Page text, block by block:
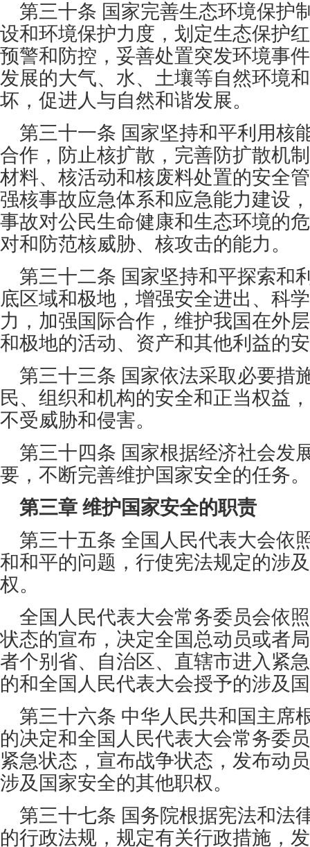
第三十条 国家完善生态环境保护
设和环境保护力度，划定生态保护
预警和防控，妥善处置突发环境事
发展的大气、水、土壤等自然环境
坏，促进人与自然和谐发展。
第三十一条 国家坚持和平利用核
合作，防止核扩散，完善防扩散机
材料、核活动和核废料处置的安全
强核事故应急体系和应急能力建设
事故对公民生命健康和生态环境的
对和防范核威胁、核攻击的能力。
第三十二条 国家坚持和平探索和
底区域和极地，增强安全进出、科
力，加强国际合作，维护我国在外
和极地的活动、资产和其他利益的
第三十三条 国家依法采取必要措
民、组织和机构的安全和正当权益
不受威胁和侵害。
第三十四条 国家根据经济社会发
要，不断完善维护国家安全的任务。
第三章 维护国家安全的职责
第三十五条 全国人民代表大会依
和和平的问题，行使宪法规定的涉
权。
全国人民代表大会常务委员会依
状态的宣布，决定全国总动员或者
者个别省、自治区、直辖市进入紧
的和全国人民代表大会授予的涉及
第三十六条 中华人民共和国主席
的决定和全国人民代表大会常务委
紧急状态，宣布战争状态，发布动
涉及国家安全的其他职权。
第三十七条 国务院根据宪法和法
的行政法规，规定有关行政措施，